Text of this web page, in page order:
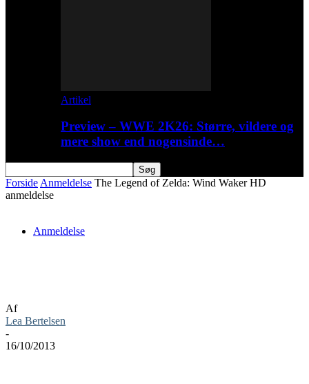
Artikel
Preview – WWE 2K26: Større, vildere og
mere show end nogensinde…
Forside Anmeldelse The Legend of Zelda: Wind Waker HD
anmeldelse
Anmeldelse
Af
Lea Bertelsen
-
16/10/2013